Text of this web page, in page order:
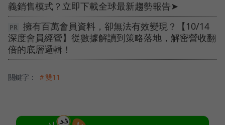
義銷售模式？立即下載全球最新趨勢報告➤
擁有百萬會員資料，卻無法有效變現？【10/14
深度會員經營】從數據解讀到策略落地，解密營收翻
倍的底層邏輯！
關鍵字： ＃雙11